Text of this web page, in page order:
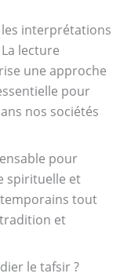
interprétations
lecture
une approche
pour
nos sociétés
pour
spirituelle et
tout
et
le tafsir ?